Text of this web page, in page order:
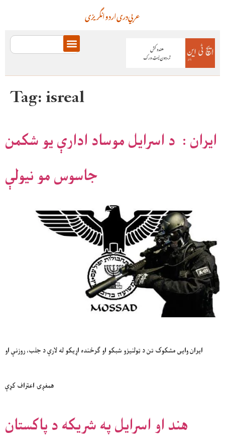
انگریزیاردودریعربي
Tag:isreal
ایران : د اسرایل موساد ادارې یو شکمن
جاسوس مو نیولې
ایران وایی مشکوک تن د ټولنیزو شبکو او ګرځنده اړیکو له لارې د جلب، روزنې او
همغږۍ اعتراف کړې
هند او اسرایل په شریکه د پاکستان